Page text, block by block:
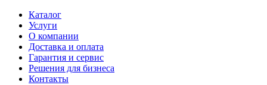
Каталог
Услуги
О компании
Доставка и оплата
Гарантия и сервис
Решения для бизнеса
Контакты